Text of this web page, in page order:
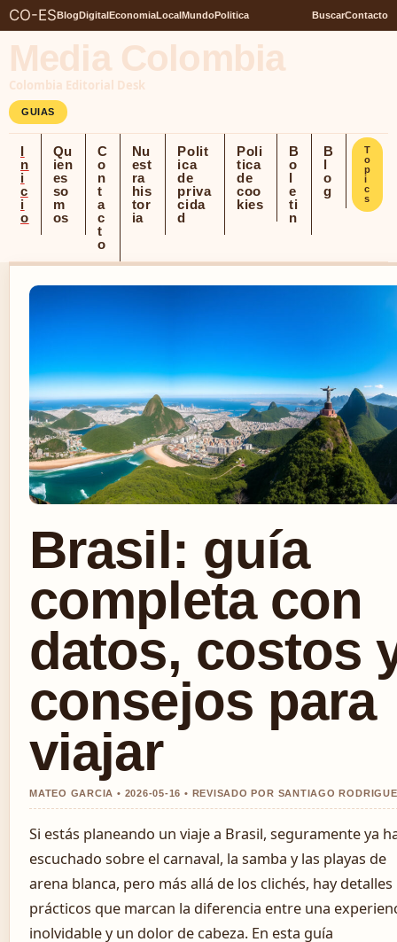
CO-ESBlogDigitalEconomiaLocalMundoPolitica BuscarContacto
Media Colombia
Colombia Editorial Desk
GUIAS
I
n
i
c
i
o
Qu
ien
es
so
m
os
C
o
n
t
a
c
t
o
Nu
est
ra
his
tor
ia
Polit
ica
de
priva
cida
d
Poli
tica
de
coo
kies
B
o
l
e
ti
n
B
l
o
g
T
o
p
i
c
s
Brasil: guía
completa con
datos, costos
consejos para
viajar
MATEO GARCIA • 2026-05-16 • REVISADO POR SANTIAGO
Si estás planeando un viaje a Brasil, seguramente ya
escuchado sobre el carnaval, la samba y las playas de
arena blanca, pero más allá de los clichés, hay detalles
prácticos que marcan la diferencia entre una
inolvidable y un dolor de cabeza. En esta guía